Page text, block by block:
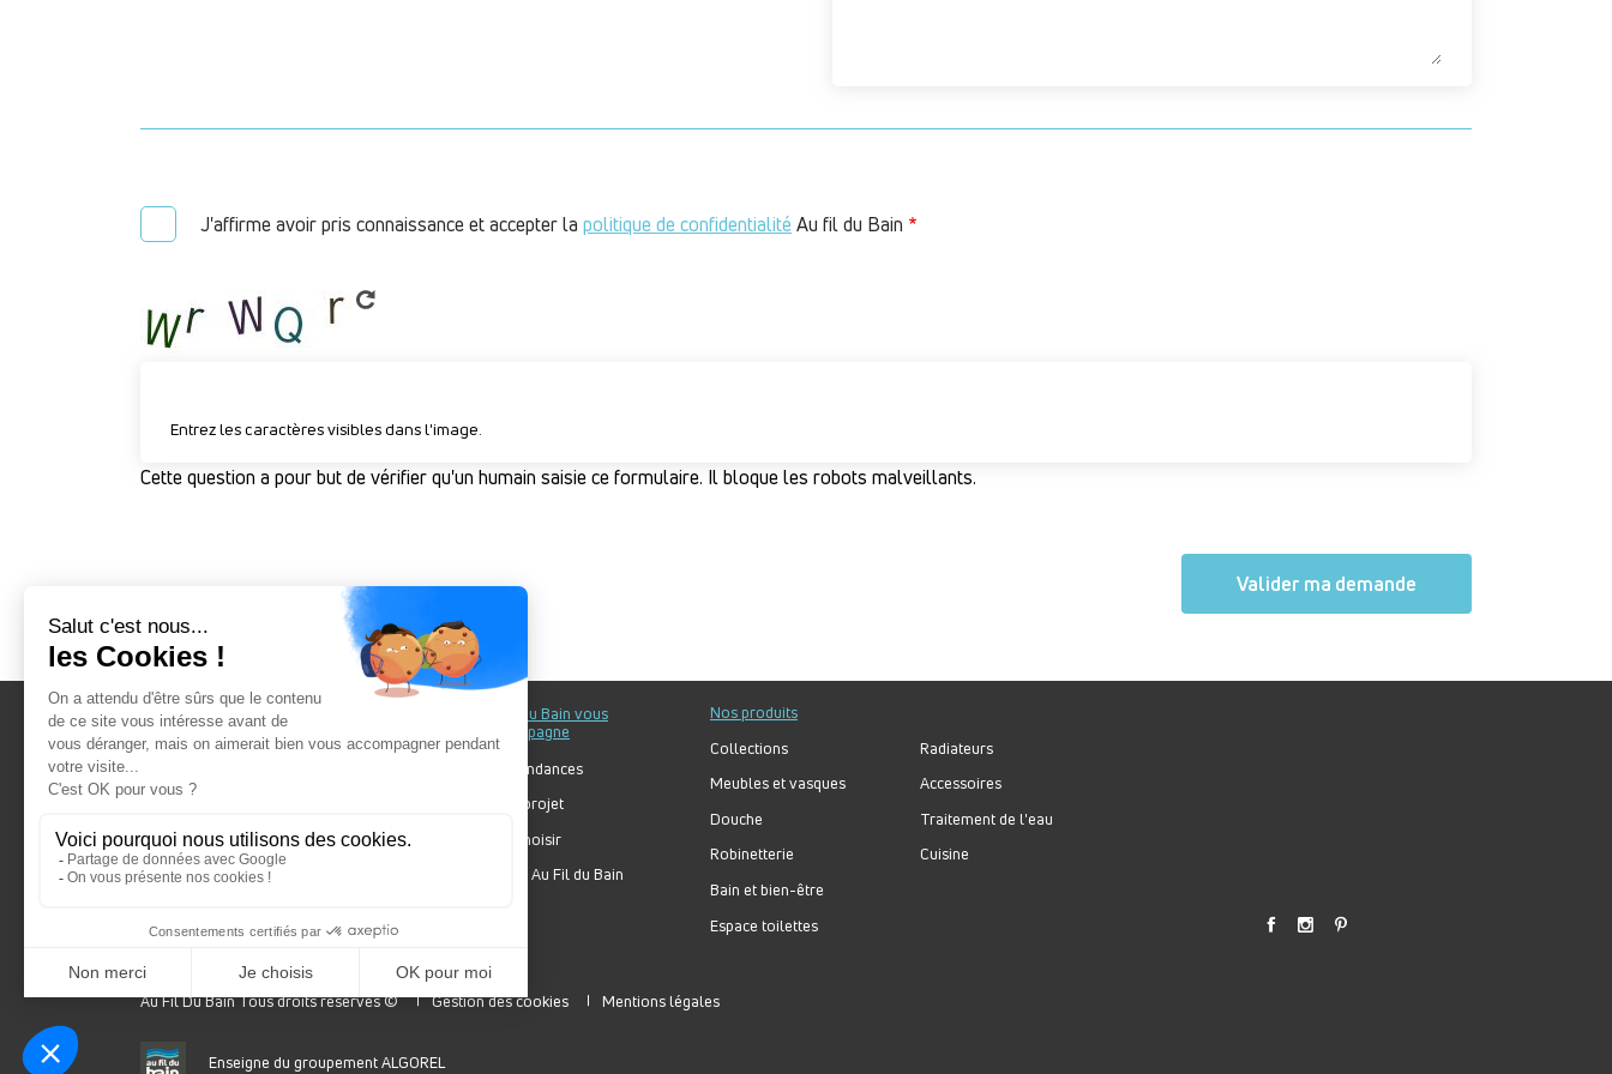
J'affirme avoir pris connaissance et accepter la politique de confidentialitéAu fil du Bain
Entrez les caractères visibles dans l'image.
Cette question a pour but de vérifier qu'un humain saisie ce formulaire. Il bloque les robots malveillants.
Au fil du Bain
Nos showrooms
Nos engagements
Algorel
Au fil du Bain vous
accompagne
Nos tendances
Votre projet
Bien choisir
Forum Au Fil du Bain
Nos produits
Collections
Meubles et vasques
Douche
Robinetterie
Bain et bien-être
Espace toilettes
Radiateurs
Accessoires
Traitement de l'eau
Cuisine
Au Fil Du Bain Tous droits réservés © Gestion des cookies Mentions légales
Enseigne du groupement ALGOREL